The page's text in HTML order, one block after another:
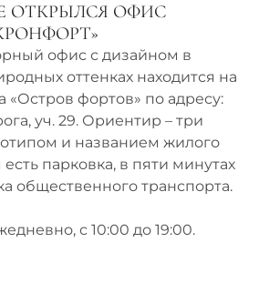
ОТКРЫЛСЯ ОФИС
офис с дизайном в
оттенках находится на
«Остров фортов» по адресу:
уч. 29. Ориентир – три
и названием жилого
парковка, в пяти минутах
общественного транспорта.
с 10:00 до 19:00.